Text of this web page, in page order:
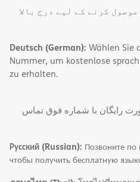
کرنے کے لیے درج بالا
Deutsch (German): Wählen Sie
Nummer, um kostenlose
zu erhalten.
رایگان با شماره فوق تماس
Русский (Russian): Позвоните
чтобы получить бесплатную